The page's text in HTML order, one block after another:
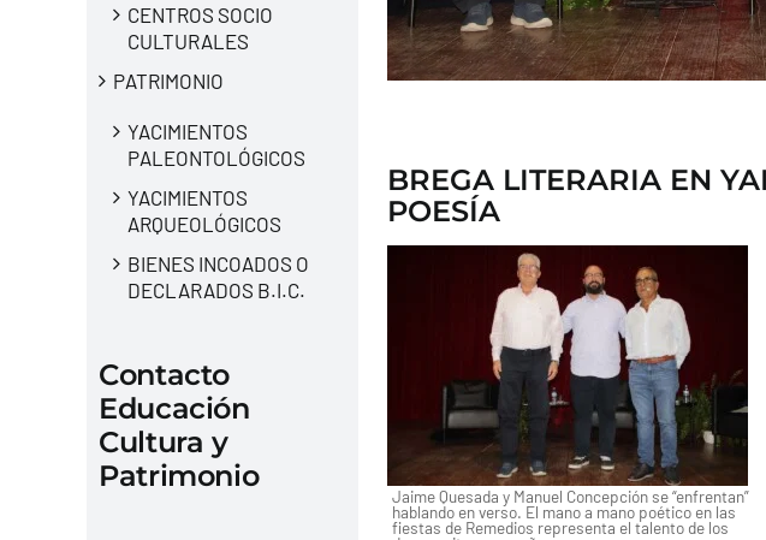
CENTROS SOCIO
CULTURALES
PATRIMONIO
YACIMIENTOS
PALEONTOLÓGICOS
YACIMIENTOS
ARQUEOLÓGICOS
BIENES INCOADOS O
DECLARADOS B.I.C.
Contacto
Educación
Cultura y
Patrimonio
BREGA LITERARIA EN
POESÍA
Jaime Quesada y Manuel Concepción se “enfrentan”
hablando en verso. El mano a mano poético en las
fiestas de Remedios representa el talento de los